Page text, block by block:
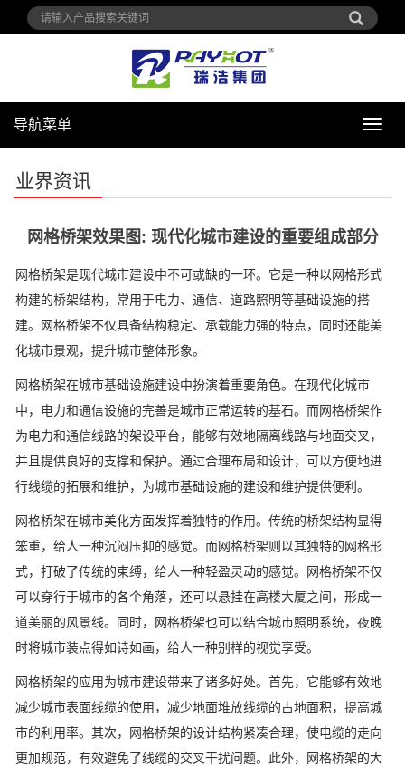
导
导航菜单
业界资讯
网格桥架效果图: 现代化城市建设的重要组成部分
网格桥架是现代城市建设中不可或缺的一环。它是一种以网格形式
构建的桥架结构，常用于电力、通信、道路照明等基础设施的搭
建。网格桥架不仅具备结构稳定、承载能力强的特点，同时还能美
化城市景观，提升城市整体形象。
网格桥架在城市基础设施建设中扮演着重要角色。在现代化城市
中，电力和通信设施的完善是城市正常运转的基石。而网格桥架作
为电力和通信线路的架设平台，能够有效地隔离线路与地面交叉，
并且提供良好的支撑和保护。通过合理布局和设计，可以方便地进
行线缆的拓展和维护，为城市基础设施的建设和维护提供便利。
网格桥架在城市美化方面发挥着独特的作用。传统的桥架结构显得
笨重，给人一种沉闷压抑的感觉。而网格桥架则以其独特的网格形
式，打破了传统的束缚，给人一种轻盈灵动的感觉。网格桥架不仅
可以穿行于城市的各个角落，还可以悬挂在高楼大厦之间，形成一
道美丽的风景线。同时，网格桥架也可以结合城市照明系统，夜晚
时将城市装点得如诗如画，给人一种别样的视觉享受。
网格桥架的应用为城市建设带来了诸多好处。首先，它能够有效地
减少城市表面线缆的使用，减少地面堆放线缆的占地面积，提高城
市的利用率。其次，网格桥架的设计结构紧凑合理，使电缆的走向
更加规范，有效避免了线缆的交叉干扰问题。此外，网格桥架的大